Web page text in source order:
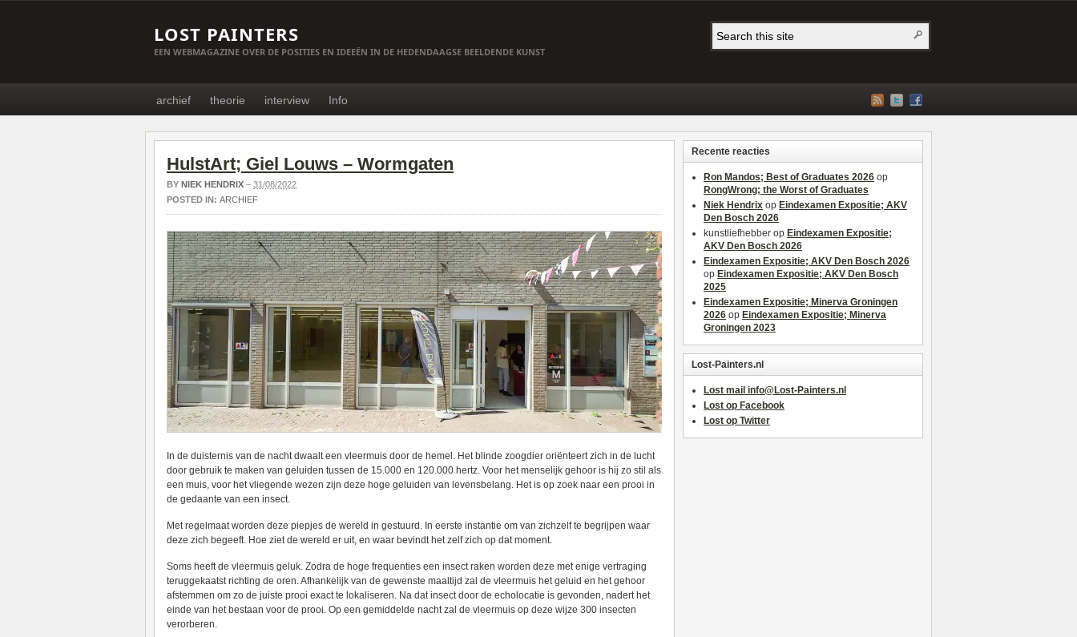
LOST PAINTERS
EEN WEBMAGAZINE OVER DE POSITIES EN IDEEËN IN DE HEDENDAAGSE BEELDENDE KUNST
archief theorie interview Info
HulstArt; Giel Louws – Wormgaten
BY NIEK HENDRIX – 31/08/2022
POSTED IN: ARCHIEF
In de duisternis van de nacht dwaalt een vleermuis door de hemel. Het blinde zoogdier oriënteert zich in de lucht
door gebruik te maken van geluiden tussen de 15.000 en 120.000 hertz. Voor het menselijk gehoor is hij zo stil als
een muis, voor het vliegende wezen zijn deze hoge geluiden van levensbelang. Het is op zoek naar een prooi in
de gedaante van een insect.
Met regelmaat worden deze piepjes de wereld in gestuurd. In eerste instantie om van zichzelf te begrijpen waar
deze zich begeeft. Hoe ziet de wereld er uit, en waar bevindt het zelf zich op dat moment.
Soms heeft de vleermuis geluk. Zodra de hoge frequenties een insect raken worden deze met enige vertraging
teruggekaatst richting de oren. Afhankelijk van de gewenste maaltijd zal de vleermuis het geluid en het gehoor
afstemmen om zo de juiste prooi exact te lokaliseren. Na dat insect door de echolocatie is gevonden, nadert het
einde van het bestaan voor de prooi. Op een gemiddelde nacht zal de vleermuis op deze wijze 300 insecten
verorberen.
Recente reacties
Ron Mandos; Best of Graduates 2026 op
RongWrong; the Worst of Graduates
Niek Hendrix op Eindexamen Expositie; AKV
Den Bosch 2026
kunstliefhebber op Eindexamen Expositie;
AKV Den Bosch 2026
Eindexamen Expositie; AKV Den Bosch 2026
op Eindexamen Expositie; AKV Den Bosch
2025
Eindexamen Expositie; Minerva Groningen
2026 op Eindexamen Expositie; Minerva
Groningen 2023
Lost-Painters.nl
Lost mail info@Lost-Painters.nl
Lost op Facebook
Lost op Twitter